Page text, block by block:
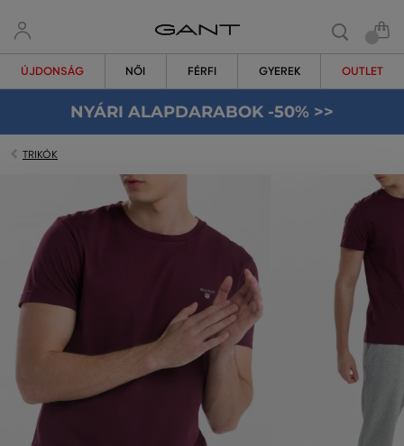
ÚJDONSÁG NŐI FÉRFI GYEREK OUTLET
NYÁRI ALAPDARABOK -50% >>
TRIKÓK